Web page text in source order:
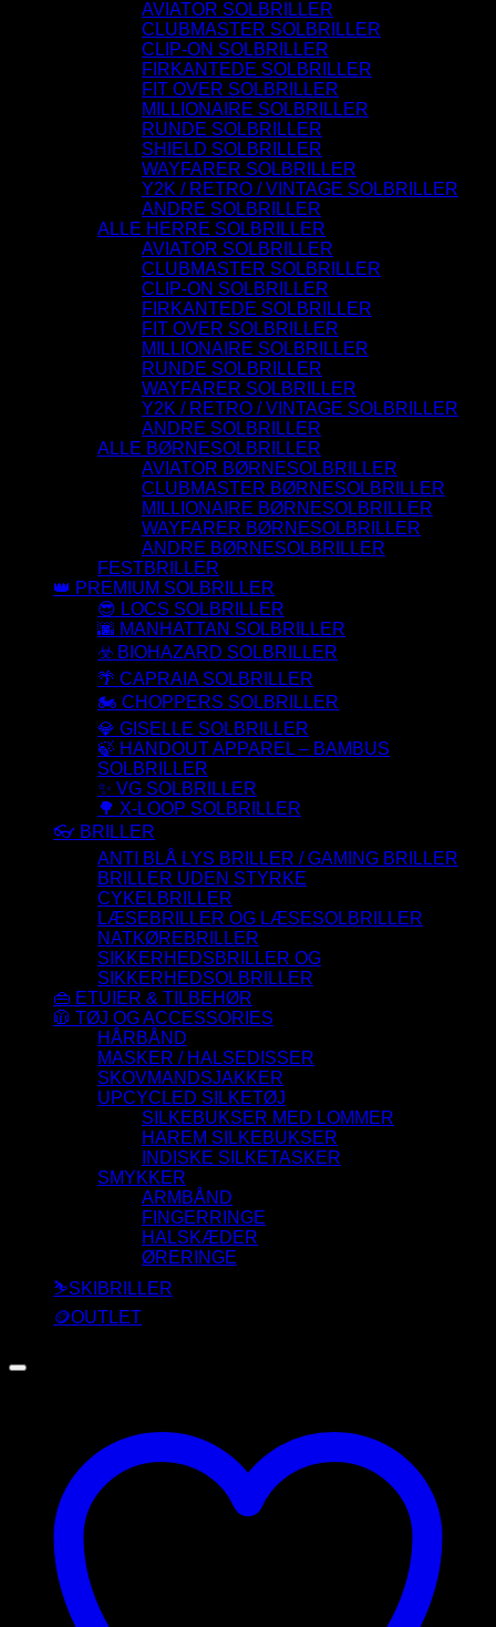
AVIATOR SOLBRILLER
CLUBMASTER SOLBRILLER
CLIP-ON SOLBRILLER
FIRKANTEDE SOLBRILLER
FIT OVER SOLBRILLER
MILLIONAIRE SOLBRILLER
RUNDE SOLBRILLER
SHIELD SOLBRILLER
WAYFARER SOLBRILLER
Y2K / RETRO / VINTAGE SOLBRILLER
ANDRE SOLBRILLER
ALLE HERRE SOLBRILLER
AVIATOR SOLBRILLER
CLUBMASTER SOLBRILLER
CLIP-ON SOLBRILLER
FIRKANTEDE SOLBRILLER
FIT OVER SOLBRILLER
MILLIONAIRE SOLBRILLER
RUNDE SOLBRILLER
WAYFARER SOLBRILLER
Y2K / RETRO / VINTAGE SOLBRILLER
ANDRE SOLBRILLER
ALLE BØRNESOLBRILLER
AVIATOR BØRNESOLBRILLER
CLUBMASTER BØRNESOLBRILLER
MILLIONAIRE BØRNESOLBRILLER
WAYFARER BØRNESOLBRILLER
ANDRE BØRNESOLBRILLER
FESTBRILLER
👑 PREMIUM SOLBRILLER
😎 LOCS SOLBRILLER
🌆 MANHATTAN SOLBRILLER
☣️ BIOHAZARD SOLBRILLER
🌴 CAPRAIA SOLBRILLER
🏍️ CHOPPERS SOLBRILLER
💎 GISELLE SOLBRILLER
🍃 HANDOUT APPAREL – BAMBUS
SOLBRILLER
✨ VG SOLBRILLER
🌳 X-LOOP SOLBRILLER
👓 BRILLER
ANTI BLÅ LYS BRILLER / GAMING BRILLER
BRILLER UDEN STYRKE
CYKELBRILLER
LÆSEBRILLER OG LÆSESOLBRILLER
NATKØREBRILLER
SIKKERHEDSBRILLER OG
SIKKERHEDSOLBRILLER
👜 ETUIER & TILBEHØR
🧥 TØJ OG ACCESSORIES
HÅRBÅND
MASKER / HALSEDISSER
SKOVMANDSJAKKER
UPCYCLED SILKETØJ
SILKEBUKSER MED LOMMER
HAREM SILKEBUKSER
INDISKE SILKETASKER
SMYKKER
ARMBÅND
FINGERRINGE
HALSKÆDER
ØRERINGE
⛷️SKIBRILLER
🪙OUTLET